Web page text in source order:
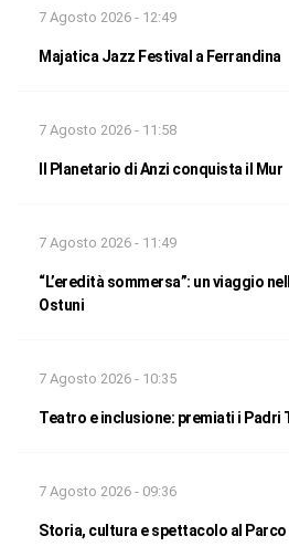
7 Agosto 2026 - 12:49
Majatica Jazz Festival a Ferrandina
7 Agosto 2026 - 11:58
Il Planetario di Anzi conquista il Mur
7 Agosto 2026 - 11:49
“L’eredità sommersa”: un viaggio
Ostuni
7 Agosto 2026 - 10:35
Teatro e inclusione: premiati i Padri
7 Agosto 2026 - 09:36
Storia, cultura e spettacolo al Parco